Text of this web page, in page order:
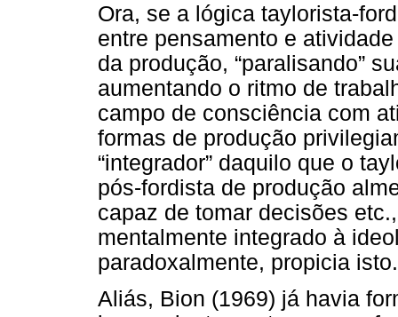
Ora, se a lógica taylorista-
entre pensamento e
da produção, “paralisando”
aumentando o ritmo de
campo de consciência com
formas de produção
“integrador” daquilo que o
pós-fordista de produção
capaz de tomar decisões
mentalmente integrado à
paradoxalmente, propicia isto.
Aliás, Bion (1969) já havia